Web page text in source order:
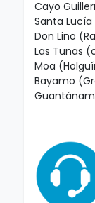
Cayo
Santa
Don Lino
Las Tunas
Moa
Bayamo